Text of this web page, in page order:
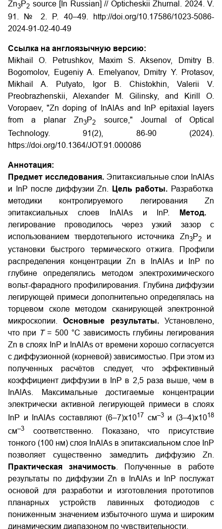
Zn3P2 source [In Russian] // Opticheskii Zhurnal. 2024. V.
91. № 2. P. 40–49. http://doi.org/10.17586/1023-5086-
2024-91-02-40-49
Ссылка на англоязычную версию:
Mikhail O. Petrushkov, Maxim S. Aksenov, Dmitry B.
Bogomolov, Eugeniy A. Emelyanov, Dmitry Y. Protasov,
Mikhail A. Putyato, Igor B. Chistokhin, Valerii V.
Preobrazhenskii, Alexander M. Gilinsky, and Kirill O.
Voropaev, "Zn doping of InAlAs and InP epitaxial layers
from a planar Zn3P2 source," Journal of Optical
Technology. 91(2), 86-90 (2024).
https://doi.org/10.1364/JOT.91.000086
Аннотация:
Предмет исследования. Эпитаксиальные слои
InAlAs
и
InP после диффузии Zn Цель работы. Разработка
методики контролируемого легирования Zn
эпитаксиальных слоев
InAlAsи InP.
Метод.
легирование проводилось через узкий зазор c
использованием твердотельного источника Zn3P2и
установки быстрого термического отжига. Профили
распределения концентрацииZn в InAlAsи InP по
глубине определялись методом электрохимического
вольт-фарадного профилирования. Глубина диффузии
легирующей примеси дополнительно определялась на
торцевом сколе методом сканирующей электронной
микроскопии.Основные результаты.Установлено,
что при T= 500 °C зависимость глубины легирования
Zn в слоях InP и InAlAs от времени хорошо согласуется
с диффузионной (корневой) зависимостью. При этом из
полученных расчётов следует, что эффективный
коэффициент диффузии в
InP в 2,5 раза выше, чем в
InAlAs . Максимальные достигаемые концентрации
электрически активной легирующей примеси в слоях
InP и InAlAs составляют (6–7)х1017 см–3 и (3–4)х1018
см–3 соответственно. Показано, что присутствие
тонкого (100 нм) слоя InAlAs в эпитаксиальном слое InP
позволяет существенно замедлить диффузию Zn.
Практическая значимость. Полученные в работе
результаты по диффузииZn в InAlAs и InP послужат
основой для разработки и изготовления прототипов
планарных устройств лавинных фотодиодов с
пониженным значением избыточного шума и широким
динамическим диапазоном по чувствительности.